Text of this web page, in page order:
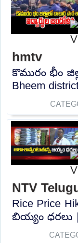
hmtv
కొమురం భీం
Bheem
NTV
Rice Price
బియ్యం ధరలు |